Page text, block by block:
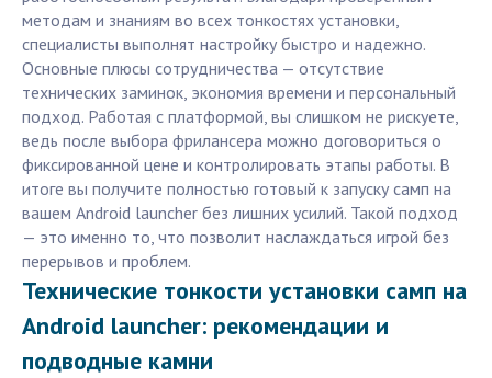
методам и знаниям во всех тонкостях установки,
специалисты выполнят настройку быстро и надежно.
Основные плюсы сотрудничества — отсутствие
технических заминок, экономия времени и персональный
подход. Работая с платформой, вы слишком не рискуете,
ведь после выбора фрилансера можно договориться о
фиксированной цене и контролировать этапы работы. В
итоге вы получите полностью готовый к запуску самп на
вашем Android launcher без лишних усилий. Такой подход
— это именно то, что позволит наслаждаться игрой без
перерывов и проблем.
Технические тонкости установки самп на
Android launcher: рекомендации и
подводные камни